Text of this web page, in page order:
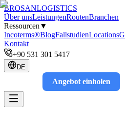
BROSANLOGISTICS
Über unsLeistungenRoutenBranchen
Ressourcen ▼
Incoterms®BlogFallstudienLocations
Kontakt
+90 531 301 5417
DE
Angebot einholen